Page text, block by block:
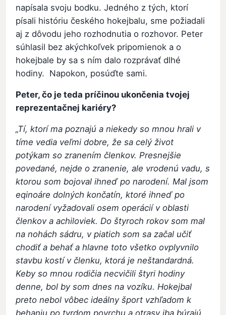
napísala svoju bodku. Jedného z tých, ktorí
písali históriu českého hokejbalu, sme požiadali
aj z dôvodu jeho rozhodnutia o rozhovor. Peter
súhlasil bez akýchkoľvek pripomienok a o
hokejbale by sa s ním dalo rozprávať dlhé
hodiny. Napokon, posúďte sami.
Peter, čo je teda príčinou ukončenia tvojej
reprezentačnej kariéry?
„Tí, ktorí ma poznajú a niekedy so mnou hrali v
tíme vedia veľmi dobre, že sa celý život
potýkam so zranením členkov. Presnejšie
povedané, nejde o zranenie, ale vrodenú vadu, s
ktorou som bojoval ihneď po narodení. Mal jsom
eqinoáre dolných končatín, ktoré ihneď po
narodení vyžadovali osem operácií v oblasti
členkov a achiloviek. Do štyroch rokov som mal
na nohách sádru, v piatich som sa začal učiť
chodiť a behať a hlavne toto všetko ovplyvnilo
stavbu kostí v členku, ktorá je neštandardná.
Keby so mnou rodičia necvičili štyri hodiny
denne, bol by som dnes na vozíku. Hokejbal
preto nebol vôbec ideálny šport vzhľadom k
behaniu po tvrdom povrchu a otrasy iba búrajú